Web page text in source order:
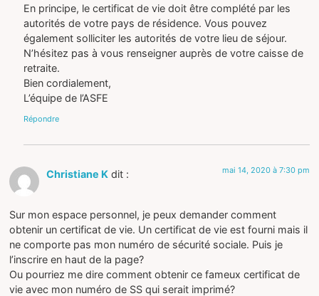
En principe, le certificat de vie doit être complété par les
autorités de votre pays de résidence. Vous pouvez
également solliciter les autorités de votre lieu de séjour.
N’hésitez pas à vous renseigner auprès de votre caisse de
retraite.
Bien cordialement,
L’équipe de l’ASFE
Répondre
Christiane K dit : mai 14, 2020 à 7:30 pm
Sur mon espace personnel, je peux demander comment
obtenir un certificat de vie. Un certificat de vie est fourni mais il
ne comporte pas mon numéro de sécurité sociale. Puis je
l’inscrire en haut de la page?
Ou pourriez me dire comment obtenir ce fameux certificat de
vie avec mon numéro de SS qui serait imprimé?